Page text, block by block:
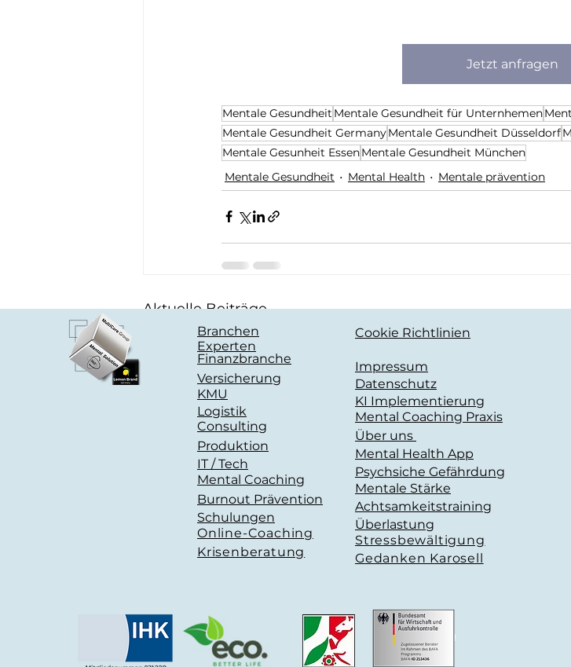
Jetzt anfragen
Mentale Gesundheit Mentale Gesundheit für Unternhemen
Mentale Gesundheit GermanyMentale Gesundheit Düsseldorf
Mentale Gesunheit EssenMentale Gesundheit München
Mentale Gesundheit
Mental Health Mentale prävention
Aktuelle Beiträge
Cookie Richtlinien
Finanzbranche
Versicherung
KMU
Logistik
Consulting
Impressum
Datenschutz
KI Implementierung
Mental Coaching Praxis
Produktion
IT / Tech
Branchen
Experten
Über uns
Mental Health App
Psychsiche Gefährdung
Mental Coaching
Burnout Prävention
Mentale Stärke
Schulungen
Achtsamkeitstraining
Überlastung
Stressbewältigung
Gedanken Karosell
Online-Coaching
Krisenberatung